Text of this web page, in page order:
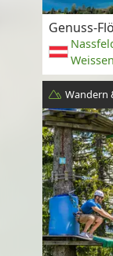
Genuss-
Wandern